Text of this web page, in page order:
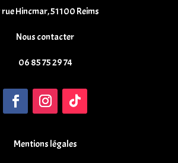
rue Hincmar, 51100 Reims
Nous contacter
06 85 75 29 74
Mentions légales